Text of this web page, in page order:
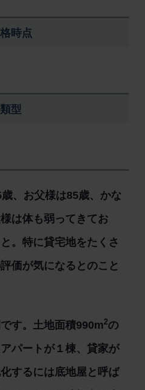
時点
類型
、お父様は85歳、かな
は体も弱ってきてお
。特に貸宅地をたくさ
価が気になるとのこと
す。土地面積990m2の
パートが１棟、貸家が
するには底地屋と呼ば